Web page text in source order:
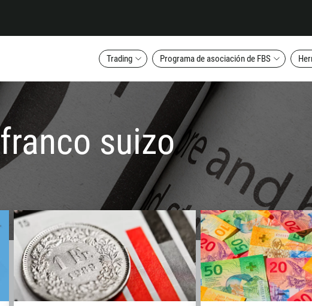
Trading Programa de asociación de FBS
suizo